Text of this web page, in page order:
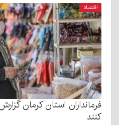
اقتصاد
فرمانداران استان کرمان گزارش
کنند